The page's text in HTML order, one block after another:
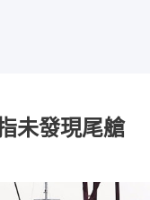
未發現尾艙